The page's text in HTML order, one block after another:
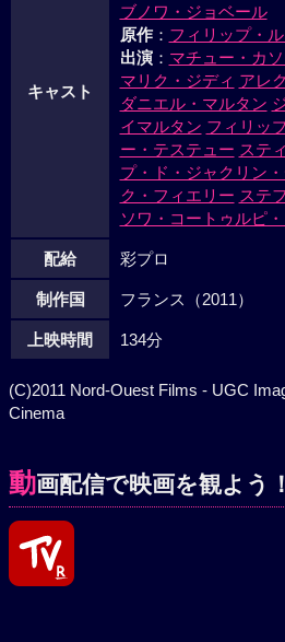
る中、ついに海軍、陸軍による制
キャスト
ブノワ・ジョベール
原作： フィリップ・
出演： マチュー・カ
マリク・ジディ アレ
ダニエル・マルタン
イマルタン フィリッ
ー・テステュー ステ
プ・ド・ジャクリン
ク・フィエリー ステ
ソワ・コートゥルピ
配給 彩プロ
制作国 フランス（2011）
上映時間 134分
(C)2011 Nord-Ouest Films - UGC
Cinema
動画配信で映画を観よう